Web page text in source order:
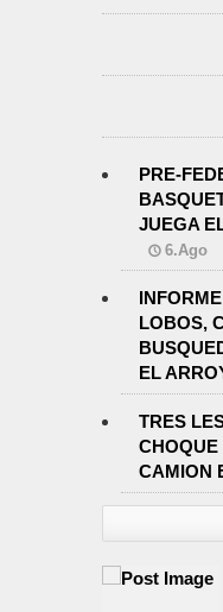
PRE-
JUEGA
6.Ago
LOBOS,
EL
TRES
CHOQUE
CAMION